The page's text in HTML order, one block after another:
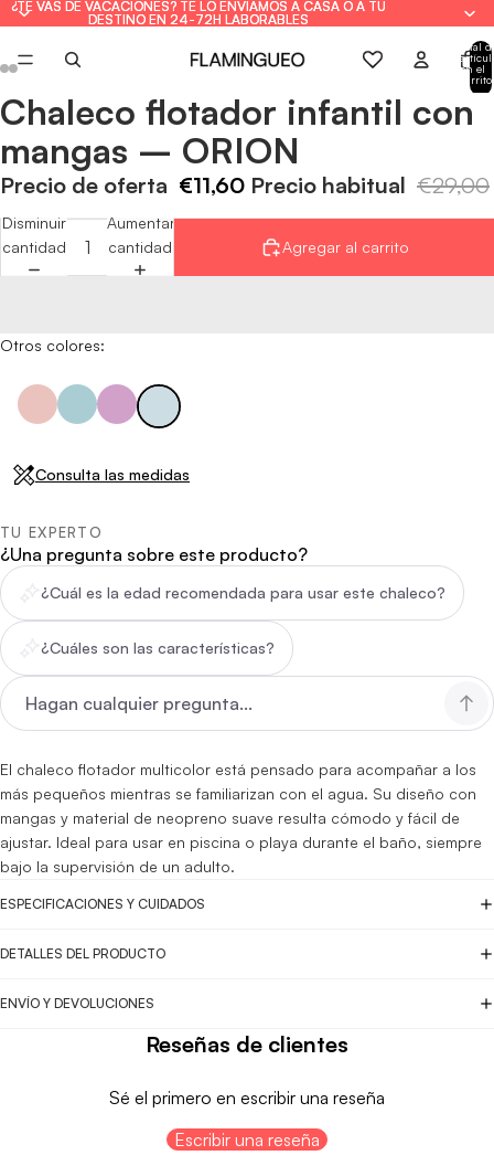
¿TE VAS DE VACACIONES? TE LO ENVIAMOS A CASA O A TU
DESTINO EN 24-72H LABORABLES
¿TE VAS DE VACACIONES? TE LO ENVIAMOS A CASA O A TU
DESTINO EN 24-72H LABORABLES
Total
en el
carrito:
Abrir
imagen
a
pantalla
Abrir
imagen
a
pantalla
Abrir
imagen
a
pantalla
Abrir
imagen
a
pantalla
Abrir
imagen
a
pantalla
Abrir
imagen
a
pantalla
Abrir
imagen
a
pantalla
Abrir
imagen
a
pantalla
Chaleco flotador infantil con
mangas – ORION
Precio de oferta €11,60 Precio habitual €29,00
Disminuir
cantidad
Aumentar
cantidad
Agregar al carrito
Otros colores:
Consulta las medidas
TU EXPERTO
¿Una pregunta sobre este producto?
¿Cuál es la edad recomendada para usar este chaleco?
¿Cuáles son las características?
El chaleco flotador multicolor está pensado para acompañar a los
más pequeños mientras se familiarizan con el agua. Su diseño con
mangas y material de neopreno suave resulta cómodo y fácil de
ajustar. Ideal para usar en piscina o playa durante el baño, siempre
bajo la supervisión de un adulto.
ESPECIFICACIONES Y CUIDADOS
DETALLES DEL PRODUCTO
ENVÍO Y DEVOLUCIONES
Reseñas de clientes
Sé el primero en escribir una reseña
Escribir una reseña